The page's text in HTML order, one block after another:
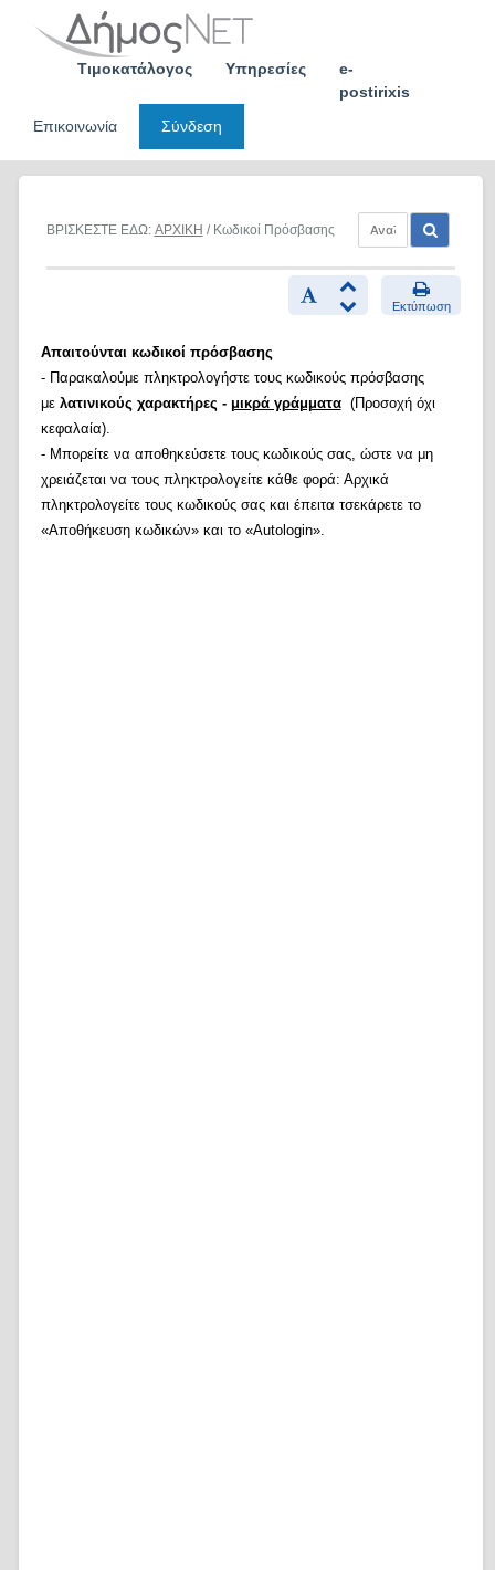
Τιμοκατάλογος Υπηρεσίες
e-
postirixis
Επικοινωνία
Σύνδεση
ΒΡΙΣΚΕΣΤΕ ΕΔΩ: ΑΡΧΙΚΗ / Κωδικοί Πρόσβασης
Εκτύπωση
Απαιτούνται κωδικοί πρόσβασης
- Παρακαλούμε πληκτρολογήστε τους κωδικούς πρόσβασης
με λατινικούς χαρακτήρες - μικρά γράμματα(Προσοχή όχι
κεφαλαία).
- Μπορείτε να αποθηκεύσετε τους κωδικούς σας, ώστε να μη
χρειάζεται να τους πληκτρολογείτε κάθε φορά: Αρχικά
πληκτρολογείτε τους κωδικούς σας και έπειτα τσεκάρετε το
«Αποθήκευση κωδικών» και το «Autologin».